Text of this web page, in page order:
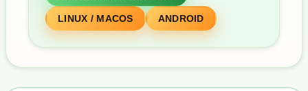
LINUX / MACOS ANDROID